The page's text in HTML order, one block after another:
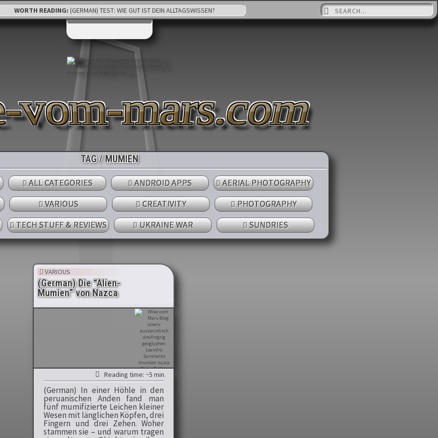
Suche nach:
WORTH READING:(GERMAN) TEST: WIE GUT IST DEIN ALLTAGSWISSEN?
vom-mars.com
TAG / MUMIEN
ALL CATEGORIES ANDROID APPS
AERIAL PHOTOGRAPHY
VARIOUS CREATIVITY
PHOTOGRAPHY
TECH STUFF & REVIEWS UKRAINE WAR SUNDRIES
VARIOUS
(German) Die “Alien-
Mumien” von Nazca
Reading time: ~5 min.
(German) In einer Höhle in den
peruanischen Anden fand man
fünf mumifizierte Leichen kleiner
Wesen mit länglichen Köpfen, drei
Fingern und drei Zehen. Woher
stammen sie – und warum tragen